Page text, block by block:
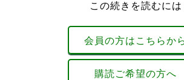
この続きを読むには
会員の方はこちらか
購読ご希望の方へ